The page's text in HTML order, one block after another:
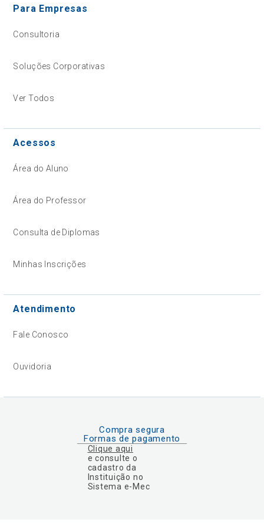
Para Empresas
Consultoria
Soluções Corporativas
Ver Todos
Acessos
Área do Aluno
Área do Professor
Consulta de Diplomas
Minhas Inscrições
Atendimento
Fale Conosco
Ouvidoria
Compra segura
Formas de pagamento
Clique aqui
e consulte o
cadastro da
Instituição no
Sistema e-Mec